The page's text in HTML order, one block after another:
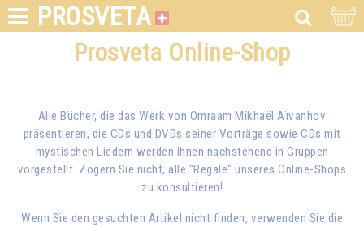
PROSVETA
Prosveta Online-Shop
Alle Bücher, die das Werk von Omraam Mikhaël Aïvanhov
präsentieren, die CDs und DVDs seiner Vorträge sowie CDs mit
mystischen Liedern werden Ihnen nachstehend in Gruppen
vorgestellt. Zögern Sie nicht, alle "Regale" unseres Online-Shops
zu konsultieren!
Wenn Sie den gesuchten Artikel nicht finden, verwenden Sie die